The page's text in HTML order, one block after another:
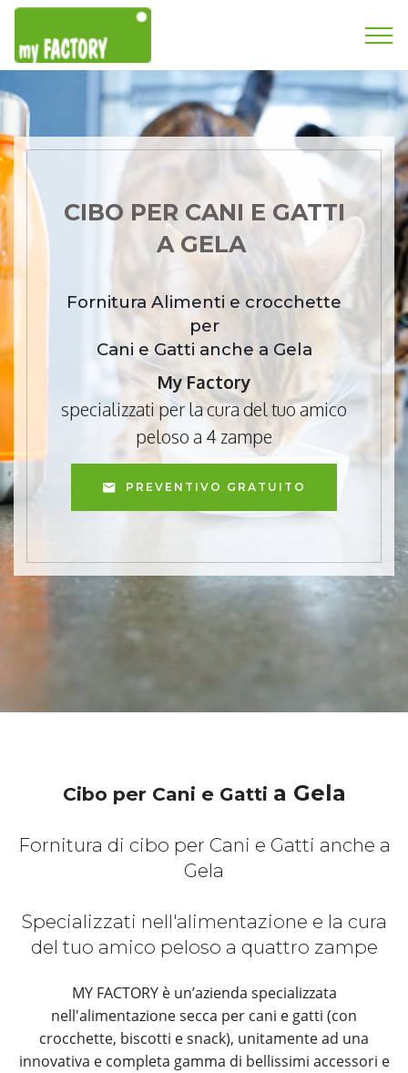
CIBO PER CANI E GATTI
A GELA
Fornitura Alimenti e crocchette
per
Cani e Gatti anche a Gela
My Factory
specializzati per la cura del tuo amico
peloso a 4 zampe
PREVENTIVO GRATUITO
Cibo per Cani e Gatti a Gela
Fornitura di cibo per Cani e Gatti anche a
Gela
Specializzati nell'alimentazione e la cura
del tuo amico peloso a quattro zampe
MY FACTORY è un’azienda specializzata
nell'alimentazione secca per cani e gatti (con
crocchette, biscotti e snack), unitamente ad una
innovativa e completa gamma di bellissimi accessori e